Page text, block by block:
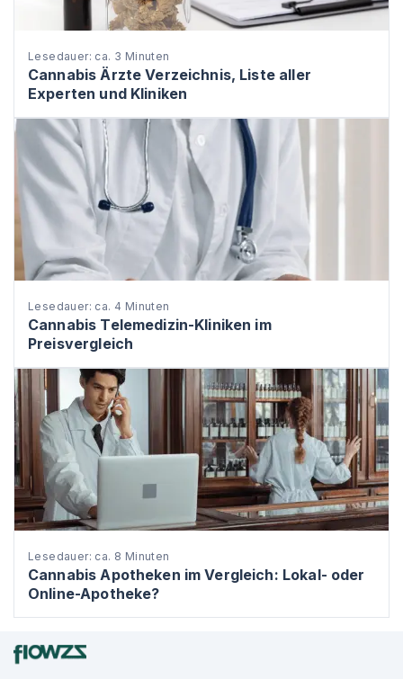
Lesedauer: ca. 3 Minuten
Cannabis Ärzte Verzeichnis, Liste aller
Experten und Kliniken
Lesedauer: ca. 4 Minuten
Cannabis Telemedizin-Kliniken im
Preisvergleich
Lesedauer: ca. 8 Minuten
Cannabis Apotheken im Vergleich: Lokal- oder
Online-Apotheke?